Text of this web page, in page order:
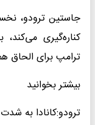
کناره‌گیری
ترامپ برای
بیشتر بخوانید
ترودو:کانادا به